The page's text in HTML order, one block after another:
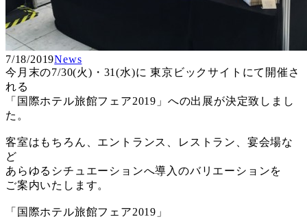
7/18/2019News
今月末の7/30(火)・31(水)に 東京ビックサイトにて開催さ
れる
「国際ホテル旅館フェア2019」への出展が決定致しまし
た。
客室はもちろん、エントランス、レストラン、宴会場な
ど
あらゆるシチュエーションへ導入のバリエーションを
ご案内いたします。
「国際ホテル旅館フェア2019」